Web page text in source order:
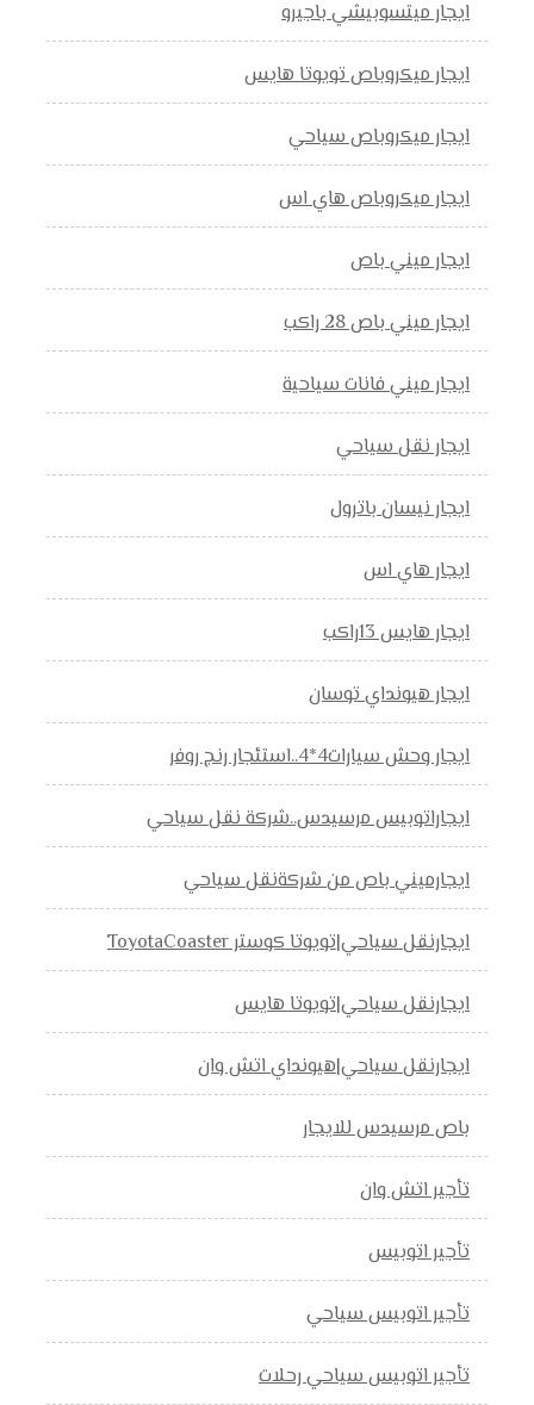
ايجار ميتسوبيشي باجيرو
ايجار ميكروباص تويوتا هايس
ايجار ميكروباص سياحي
ايجار ميكروباص هاي اس
ايجار ميني باص
ايجار ميني باص 28 راكب
ايجار ميني فانات سياحية
ايجار نقل سياحي
ايجار نيسان باترول
ايجار هاي اس
ايجار هايس 13راكب
ايجار هيونداي توسان
ايجار وحش سيارات4*4..استئجار رنج روفر
ايجاراتوبيس مرسيدس..شركة نقل سياحي
ايجارميني باص من شركةنقل سياحي
ايجارنقل سياحي|تويوتا كوستر ToyotaCoaster
ايجارنقل سياحي|تويوتا هايس
ايجارنقل سياحي|هيونداي اتش وان
باص مرسيدس للايجار
تأجير اتش وان
تأجير اتوبيس
تأجير اتوبيس سياحي
تأجير اتوبيس سياحي رحلات